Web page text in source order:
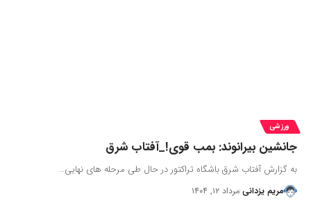
ورزشی
جانشین بیرانوند: بمب قوی!_آفتاب شرق
به گزارش آفتاب شرق باشگاه تراکتور در حال طی مرحله های نهایی…
مریم یزدانی مرداد ۱۲, ۱۴۰۴